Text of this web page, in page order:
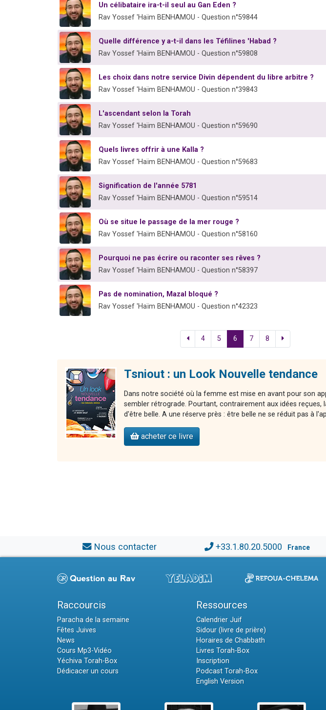
Un célibataire ira-t-il seul au Gan Eden ?
Rav Yossef 'Haïm BENHAMOU - Question n°59844
Quelle différence y a-t-il dans les Téfilines 'Habad ?
Rav Yossef 'Haïm BENHAMOU - Question n°59808
Les choix dans notre service Divin dépendent du libre arbitre ?
Rav Yossef 'Haïm BENHAMOU - Question n°39843
L'ascendant selon la Torah
Rav Yossef 'Haïm BENHAMOU - Question n°59690
Quels livres offrir à une Kalla ?
Rav Yossef 'Haïm BENHAMOU - Question n°59683
Signification de l'année 5781
Rav Yossef 'Haïm BENHAMOU - Question n°59514
Où se situe le passage de la mer rouge ?
Rav Yossef 'Haïm BENHAMOU - Question n°58160
Pourquoi ne pas écrire ou raconter ses rêves ?
Rav Yossef 'Haïm BENHAMOU - Question n°58397
Pas de nomination, Mazal bloqué ?
Rav Yossef 'Haïm BENHAMOU - Question n°42323
4 5 6 7 8
Tsniout : un Look Nouvelle tendance
Dans notre société où la femme est mise en avant pour son
sembler rétrograde. Pourtant, contrairement aux idées reçues,
d'être belle. A une réserve près : être belle ne se réduit pas à
acheter ce livre
Nous contacter +33.1.80.20.5000 France
Raccourcis
Paracha de la semaine
Fêtes Juives
News
Cours Mp3-Vidéo
Yéchiva Torah-Box
Dédicacer un cours
Ressources
Calendrier Juif
Sidour (livre de prière)
Horaires de Chabbath
Livres Torah-Box
Inscription
Podcast Torah-Box
English Version